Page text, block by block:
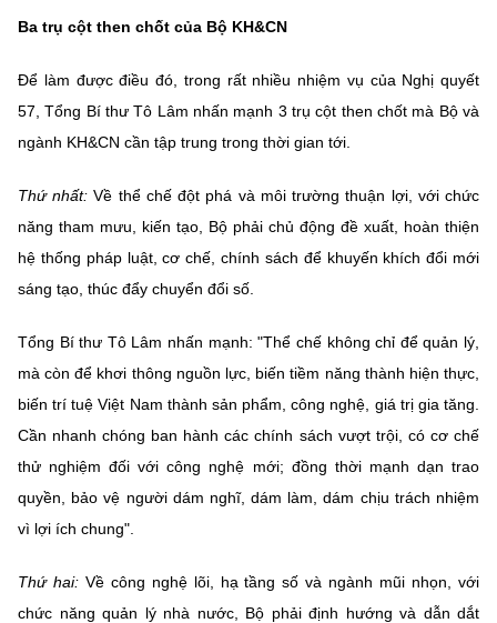
Ba trụ cột then chốt của Bộ KH&CN
Để làm được điều đó, trong rất nhiều nhiệm vụ của Nghị quyết
57, Tổng Bí thư Tô Lâm nhấn mạnh 3 trụ cột then chốt mà Bộ và
ngành KH&CN cần tập trung trong thời gian tới.
Thứ nhất: Về thể chế đột phá và môi trường thuận lợi, với chức
năng tham mưu, kiến tạo, Bộ phải chủ động đề xuất, hoàn thiện
hệ thống pháp luật, cơ chế, chính sách để khuyến khích đổi mới
sáng tạo, thúc đẩy chuyển đổi số.
Tổng Bí thư Tô Lâm nhấn mạnh: "Thể chế không chỉ để quản lý,
mà còn để khơi thông nguồn lực, biến tiềm năng thành hiện thực,
biến trí tuệ Việt Nam thành sản phẩm, công nghệ, giá trị gia tăng.
Cần nhanh chóng ban hành các chính sách vượt trội, có cơ chế
thử nghiệm đối với công nghệ mới; đồng thời mạnh dạn trao
quyền, bảo vệ người dám nghĩ, dám làm, dám chịu trách nhiệm
vì lợi ích chung".
Thứ hai:Về công nghệ lõi, hạ tầng số và ngành mũi nhọn, với
chức năng quản lý nhà nước, Bộ phải định hướng và dẫn dắt